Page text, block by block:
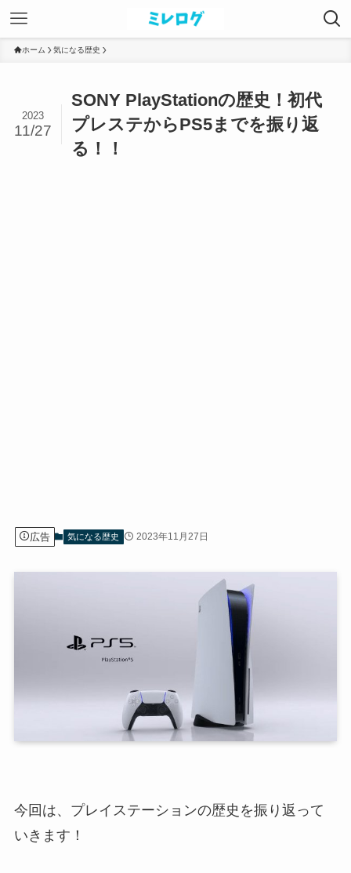
ホーム 気になる歴史
SONY PlayStationの歴史！初代
プレステからPS5までを振り返
る！！
2023
11/27
広告 気になる歴史 2023年11月27日
今回は、プレイステーションの歴史を振り返って
いきます！